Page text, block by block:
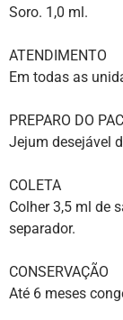
Soro. 1,0 ml.
ATENDIMENTO
Em todas as
PREPARO DO
Jejum desejável
COLETA
Colher 3,5 ml de
separador.
CONSERVAÇÃO
Até 6 meses